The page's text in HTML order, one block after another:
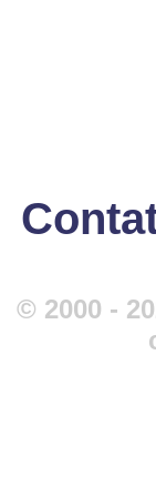
© 2000 -